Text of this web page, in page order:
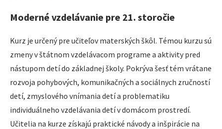
Moderné vzdelávanie pre 21. storočie
Kurz je určený pre učiteľov materských škôl. Témou kurzu sú
zmeny v štátnom vzdelávacom programe a aktivity pred
nástupom detí do základnej školy. Pokrýva šesť tém vrátane
rozvoja pohybových, komunikačných a sociálnych zručností
detí, zmyslového vnímania detí a problematiku
individuálneho vzdelávania detí v domácom prostredí.
Učitelia na kurze získajú praktické návody a inšpirácie na